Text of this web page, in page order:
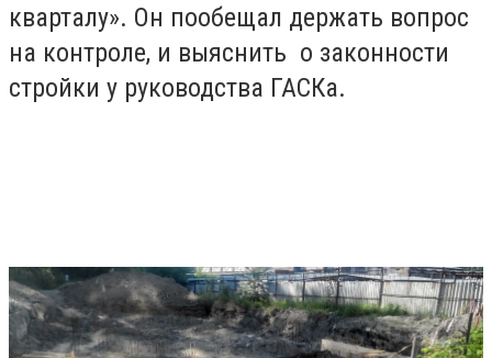
кварталу». Он пообещал держать вопрос
на контроле, и выяснить о законности
стройки у руководства ГАСКа.